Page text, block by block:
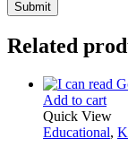
Related
Add to cart
Quick View
Educational,